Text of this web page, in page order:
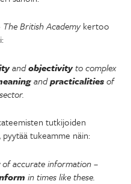
The British Academykertoo
andobjectivityto complex
andpracticalitiesof
tutkijoiden
tukeamme näin:
accurate information –
in times like these.